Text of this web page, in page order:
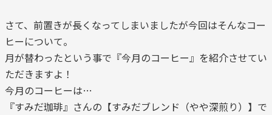
さて、前置きが長くなってしまいましたが今回はそんなコー
ヒーについて。
月が替わったという事で『今月のコーヒー』を紹介させてい
ただきますよ！
今月のコーヒーは…
『すみだ珈琲』さんの【すみだブレンド（やや深煎り）】で